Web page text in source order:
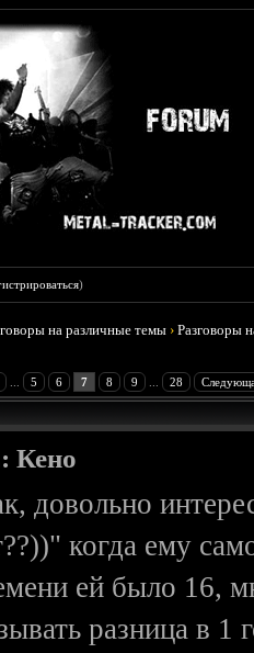
)
на различные темы ›Разговоры
5 6 7 8 9 28
Кено
довольно
когда ему
ей было 16,
разница в 1